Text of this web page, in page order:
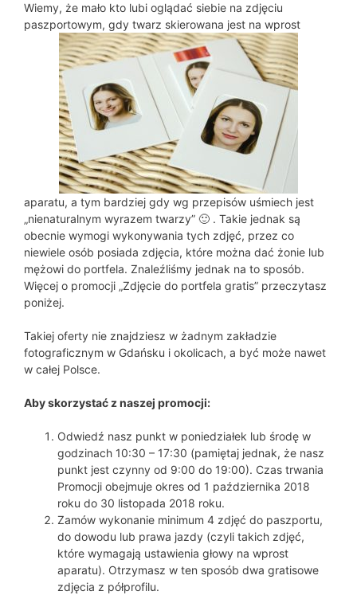
Wiemy, że mało kto lubi oglądać siebie na zdjęciu
paszportowym, gdy twarz skierowana jest na wprost
aparatu, a tym bardziej gdy wg przepisów uśmiech jest
„nienaturalnym wyrazem twarzy” 🙂 . Takie jednak są
obecnie wymogi wykonywania tych zdjęć, przez co
niewiele osób posiada zdjęcia, które można dać żonie lub
mężowi do portfela. Znaleźliśmy jednak na to sposób.
Więcej o promocji „Zdjęcie do portfela gratis” przeczytasz
poniżej.
Takiej oferty nie znajdziesz w żadnym zakładzie
fotograficznym w Gdańsku i okolicach, a być może nawet
w całej Polsce.
Aby skorzystać z naszej promocji:
Odwiedź nasz punkt w poniedziałek lub środę w
godzinach 10:30 – 17:30 (pamiętaj jednak, że nasz
punkt jest czynny od 9:00 do 19:00). Czas trwania
Promocji obejmuje okres od 1 października 2018
roku do 30 listopada 2018 roku.
Zamów wykonanie minimum 4 zdjęć do paszportu,
do dowodu lub prawa jazdy (czyli takich zdjęć,
które wymagają ustawienia głowy na wprost
aparatu). Otrzymasz w ten sposób dwa gratisowe
zdjęcia z półprofilu.